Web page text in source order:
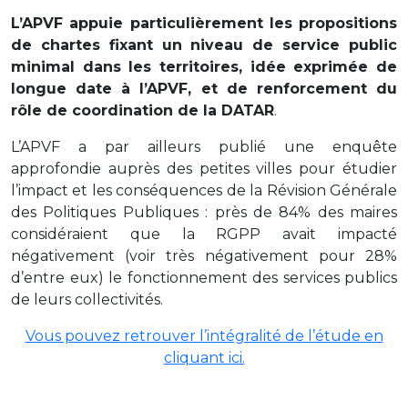
L’APVF appuie particulièrement les propositions
de chartes fixant un niveau de service public
minimal dans les territoires, idée exprimée de
longue date à l’APVF, et de renforcement du
rôle de coordination de la DATAR.
L’APVF a par ailleurs publié une enquête
approfondie auprès des petites villes pour étudier
l’impact et les conséquences de la Révision Générale
des Politiques Publiques : près de 84% des maires
considéraient que la RGPP avait impacté
négativement (voir très négativement pour 28%
d’entre eux) le fonctionnement des services publics
de leurs collectivités.
Vous pouvez retrouver l’intégralité de l’étude en
cliquant ici.